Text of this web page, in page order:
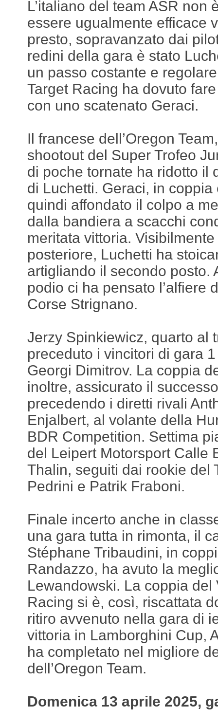
L’italiano del team ASR non
essere ugualmente efficace
presto, sopravanzato dai
redini della gara è stato
un passo costante e
Target Racing ha dovuto
con uno scatenato Geraci.
Il francese dell’Oregon
shootout del Super Trofeo
di poche tornate ha ridotto il
di Luchetti. Geraci, in coppia
quindi affondato il colpo a
dalla bandiera a scacchi
meritata vittoria.
posteriore, Luchetti ha
artigliando il secondo posto.
podio ci ha pensato l’alfiere
Corse Strignano.
Jerzy Spinkiewicz, quarto al
preceduto i vincitori di gara
Georgi Dimitrov. La coppia
inoltre, assicurato il
precedendo i diretti rivali
Enjalbert, al volante della
BDR Competition. Settima
del Leipert Motorsport Calle
Thalin, seguiti dai rookie del
Pedrini e Patrik Fraboni.
Finale incerto anche in
una gara tutta in rimonta, il
Stéphane Tribaudini, in
Randazzo, ha avuto la
Lewandowski. La coppia del
Racing si è, così, riscattata
ritiro avvenuto nella gara di
vittoria in Lamborghini Cup,
ha completato nel migliore
dell’Oregon Team.
Domenica 13 aprile 2025,